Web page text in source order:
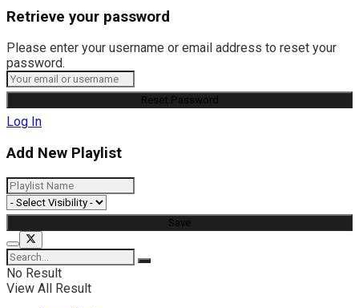
Retrieve your password
Please enter your username or email address to reset your
password.
Log In
Add New Playlist
No Result
View All Result